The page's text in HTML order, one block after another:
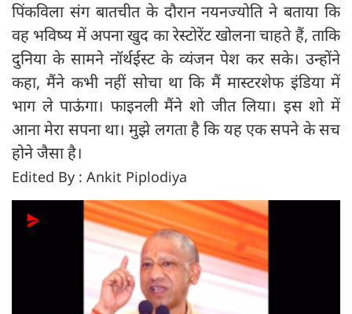
पिंकविला संग बातचीत के दौरान नयनज्योति ने बताया कि
वह भविष्य में अपना खुद का रेस्टोरेंट खोलना चाहते हैं, ताकि
दुनिया के सामने नॉर्थईस्ट के व्यंजन पेश कर सके। उन्होंने
कहा, मैंने कभी नहीं सोचा था कि मैं मास्टरशेफ इंडिया में
भाग ले पाऊंगा। फाइनली मैंने शो जीत लिया। इस शो में
आना मेरा सपना था। मुझे लगता है कि यह एक सपने के सच
होने जैसा है।
Edited By : Ankit Piplodiya